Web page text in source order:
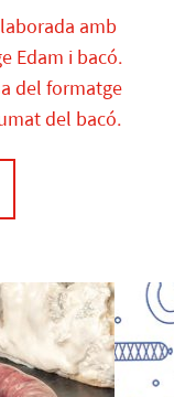
amb
Edam i bacó.
del formatge
del bacó.